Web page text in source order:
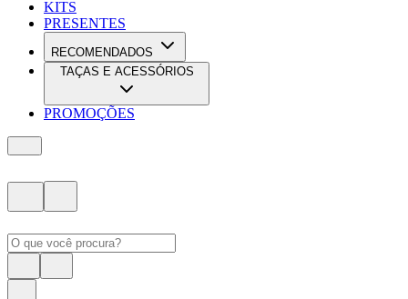
KITS
PRESENTES
RECOMENDADOS
TAÇAS E ACESSÓRIOS
PROMOÇÕES